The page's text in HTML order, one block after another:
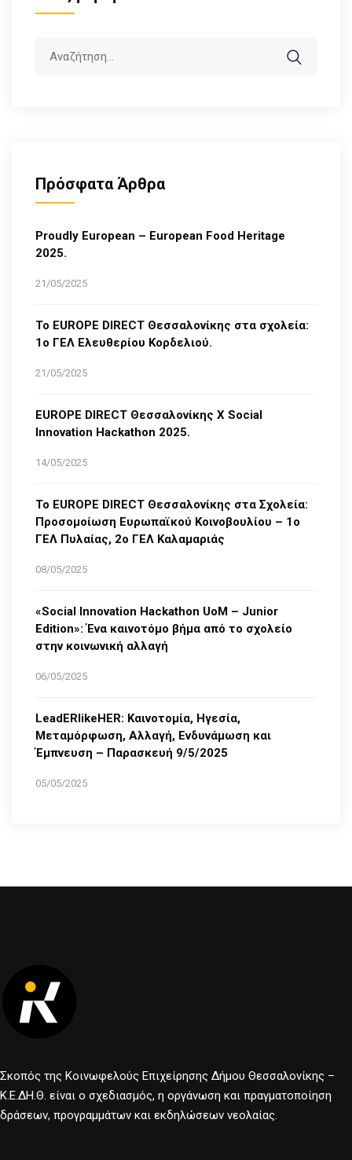
Πρόσφατα Άρθρα
Proudly European – European Food Heritage
2025.
21/05/2025
Το EUROPE DIRECT Θεσσαλονίκης στα σχολεία:
1ο ΓΕΛ Ελευθερίου Κορδελιού.
21/05/2025
EUROPE DIRECT Θεσσαλονίκης Χ Social
Innovation Hackathon 2025.
14/05/2025
Το EUROPE DIRECT Θεσσαλονίκης στα Σχολεία:
Προσομοίωση Ευρωπαϊκού Κοινοβουλίου – 1ο
ΓΕΛ Πυλαίας, 2ο ΓΕΛ Καλαμαριάς
08/05/2025
«Social Innovation Hackathon UoM – Junior
Edition»: Ένα καινοτόμο βήμα από το σχολείο
στην κοινωνική αλλαγή
06/05/2025
LeadERlikeHER: Καινοτομία, Ηγεσία,
Μεταμόρφωση, Αλλαγή, Ενδυνάμωση και
Έμπνευση – Παρασκευή 9/5/2025
05/05/2025
Σκοπός της Κοινωφελούς Επιχείρησης Δήμου Θεσσαλονίκης –
Κ.Ε.ΔΗ.Θ. είναι ο σχεδιασμός, η οργάνωση και πραγματοποίηση
δράσεων, προγραμμάτων και εκδηλώσεων νεολαίας.